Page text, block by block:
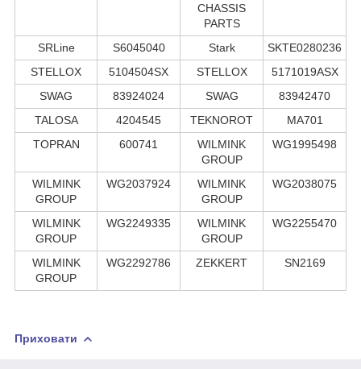
CHASSIS
PARTS
SRLine S6045040 Stark
SKTE0280236
STELLOX
5104504SX STELLOX
5171019ASX
SWAG
83924024 SWAG
83942470
TALOSA
4204545 TEKNOROT
MA701
TOPRAN
600741
WILMINK
GROUP
WG1995498
WILMINK
GROUP
WG2037924
WILMINK
GROUP
WG2038075
WILMINK
GROUP
WG2249335
WILMINK
GROUP
WG2255470
WILMINK
GROUP
WG2292786 ZEKKERT SN2169
Приховати